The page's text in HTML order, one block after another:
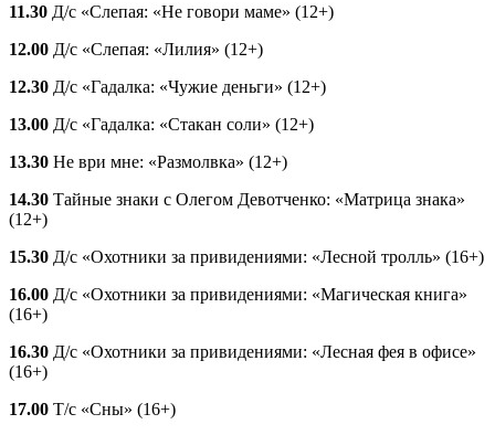
11.30 Д/с «Слепая: «Не говори маме» (12+)
12.00 Д/с «Слепая: «Лилия» (12+)
12.30 Д/с «Гадалка: «Чужие деньги» (12+)
13.00 Д/с «Гадалка: «Стакан соли» (12+)
13.30 Не ври мне: «Размолвка» (12+)
14.30 Тайные знаки с Олегом Девотченко: «Матрица знака»
(12+)
15.30 Д/с «Охотники за привидениями: «Лесной тролль» (16+)
16.00 Д/с «Охотники за привидениями: «Магическая книга»
(16+)
16.30 Д/с «Охотники за привидениями: «Лесная фея в офисе»
(16+)
17.00 Т/с «Сны» (16+)